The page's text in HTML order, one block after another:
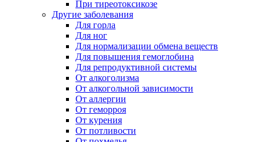
При тиреотоксикозе
Другие заболевания
Для горла
Для ног
Для нормализации обмена веществ
Для повышения гемоглобина
Для репродуктивной системы
От алкоголизма
От алкогольной зависимости
От аллергии
От геморроя
От курения
От потливости